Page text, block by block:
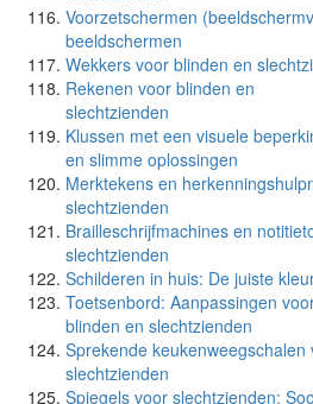
Voorzetschermen
beeldschermen
Wekkers voor blinden en
Rekenen voor blinden en
slechtzienden
Klussen met een visuele
en slimme oplossingen
Merktekens en
slechtzienden
Brailleschrijfmachines en
slechtzienden
Schilderen in huis: De juiste
Toetsenbord: Aanpassingen
blinden en slechtzienden
Sprekende keukenweegschalen
slechtzienden
Spiegels voor slechtzienden: